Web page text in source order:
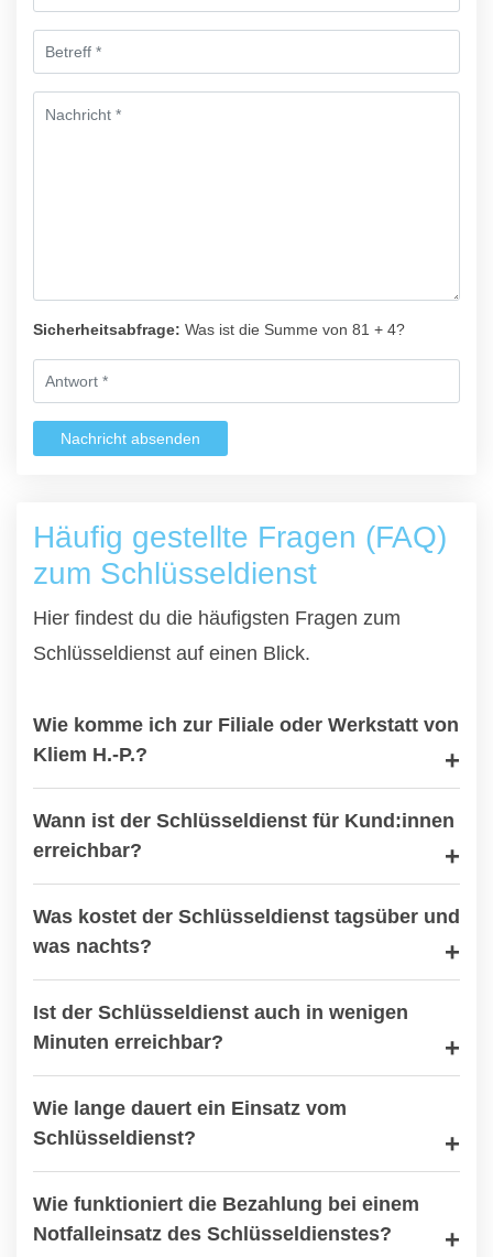
Sicherheitsabfrage: Was ist die Summe von 81 + 4?
Nachricht absenden
Häufig gestellte Fragen (FAQ)
zum Schlüsseldienst
Hier findest du die häufigsten Fragen zum
Schlüsseldienst auf einen Blick.
Wie komme ich zur Filiale oder Werkstatt von
Kliem H.-P.?
Wann ist der Schlüsseldienst für Kund:innen
erreichbar?
Was kostet der Schlüsseldienst tagsüber und
was nachts?
Ist der Schlüsseldienst auch in wenigen
Minuten erreichbar?
Wie lange dauert ein Einsatz vom
Schlüsseldienst?
Wie funktioniert die Bezahlung bei einem
Notfalleinsatz des Schlüsseldienstes?